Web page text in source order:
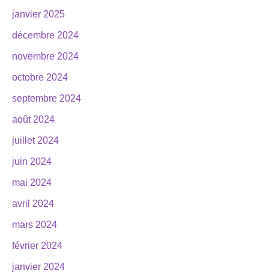
janvier 2025
décembre 2024
novembre 2024
octobre 2024
septembre 2024
août 2024
juillet 2024
juin 2024
mai 2024
avril 2024
mars 2024
février 2024
janvier 2024